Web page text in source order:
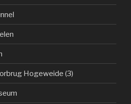
Hogeweide (3)